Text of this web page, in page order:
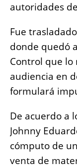
autoridades
Fue
donde quedó
Control que
audiencia en
formulará
De acuerdo a
Johnny
cómputo de
venta de